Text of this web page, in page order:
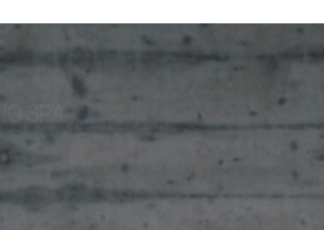
lunedì 15 gennaio 2024
Comunità Energetiche
2024 sul Lago di Garda